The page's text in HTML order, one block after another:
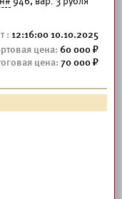
12:16:00 10.10.2025
60 000
70 000